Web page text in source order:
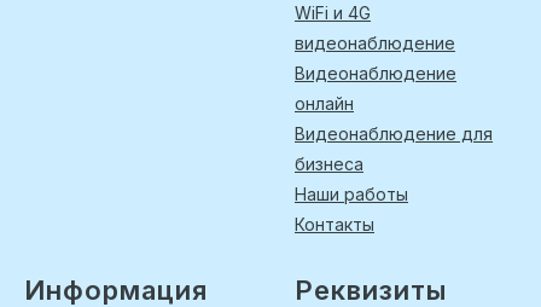
WiFi и 4G
видеонаблюдение
Видеонаблюдение
онлайн
Видеонаблюдение для
бизнеса
Наши работы
Контакты
Информация Реквизиты